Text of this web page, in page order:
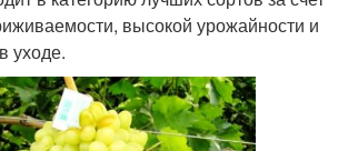
высокой урожайности и
уходе.